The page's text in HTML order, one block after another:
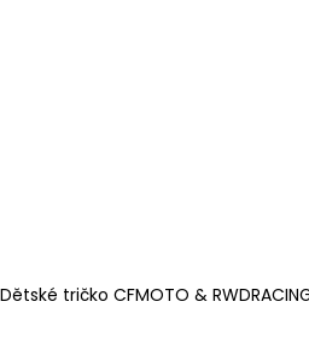
Dětské tričko CFMOTO &